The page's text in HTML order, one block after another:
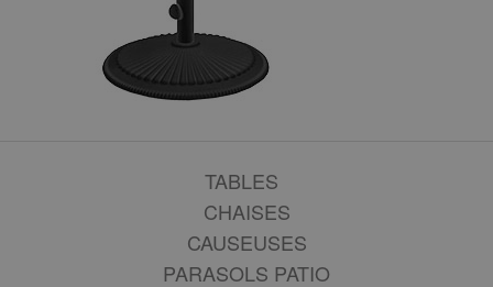
TABLES
CHAISES
CAUSEUSES
PARASOLS PATIO